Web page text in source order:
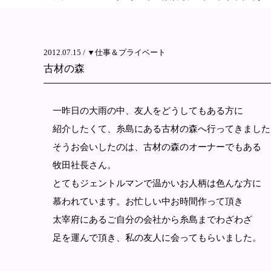
2012.07.15 / ▼仕事＆プライベート
古材の森
一昨日の大雨の中、友人をどうしてもある方に
紹介したくて、糸島にある古材の森へ行ってきまし
そうお会いしたのは、古材の森のオーナーでもある
牧田社長さん。
とてもジェントルマンで温かいお人柄は色んな方に
慕われています。お忙しい中お時間作って頂き
太宰府にあるご自分の会社から糸島までわざわざ
足を運んで頂き、私の友人に会ってもらいました。